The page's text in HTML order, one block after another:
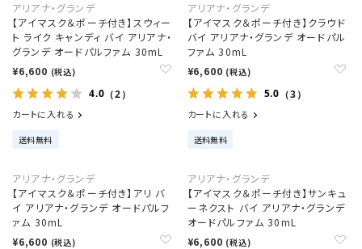
アリアナ・グランデ
【アイマスク＆ポーチ付き】スウィー
ト ライク キャンディ バイ アリアナ・
グランデ オードパルファム 30mL
¥6,600 (税込)
4.0 （2）
カートに入れる
送料無料
アリアナ・グランデ
【アイマスク＆ポーチ付き】クラウド
バイ アリアナ・グランデ オードパル
ファム 30mL
¥6,600 (税込)
5.0 （3）
カートに入れる
送料無料
アリアナ・グランデ
【アイマスク＆ポーチ付き】アリ バ
イ アリアナ・グランデ オードパルフ
ァム 30mL
¥6,600 (税込)
アリアナ・グランデ
【アイマスク＆ポーチ付き】サンキュ
ーネクスト バイ アリアナ・グランデ
オードパルファム 30mL
¥6,600 (税込)